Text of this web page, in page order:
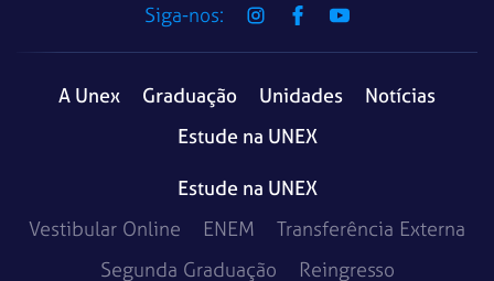
Siga-nos:
A Unex Graduação Unidades
Notícias
Estude na UNEX
Estude na UNEX
Vestibular Online
ENEM
Transferência Externa
Segunda Graduação
Reingresso